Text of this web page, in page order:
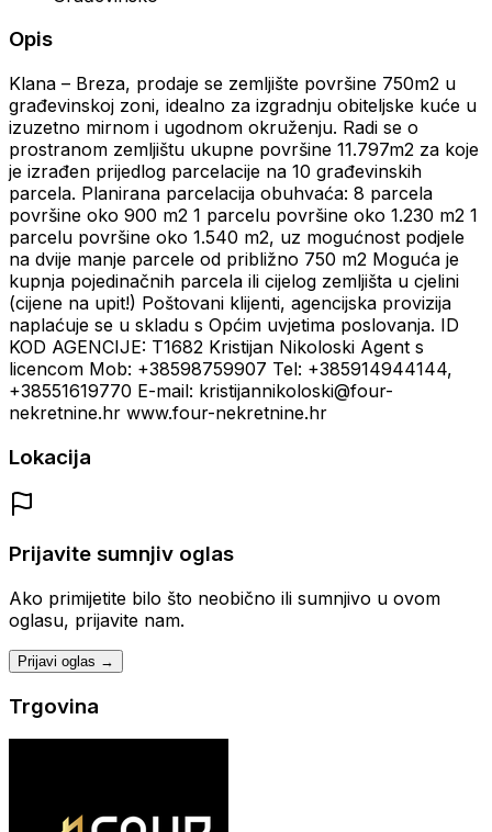
Opis
Klana – Breza, prodaje se zemljište površine 750m2 u
građevinskoj zoni, idealno za izgradnju obiteljske kuće u
izuzetno mirnom i ugodnom okruženju. Radi se o
prostranom zemljištu ukupne površine 11.797m2 za koje
je izrađen prijedlog parcelacije na 10 građevinskih
parcela. Planirana parcelacija obuhvaća: 8 parcela
površine oko 900 m2 1 parcelu površine oko 1.230 m2 1
parcelu površine oko 1.540 m2, uz mogućnost podjele
na dvije manje parcele od približno 750 m2 Moguća je
kupnja pojedinačnih parcela ili cijelog zemljišta u cjelini
(cijene na upit!) Poštovani klijenti, agencijska provizija
naplaćuje se u skladu s Općim uvjetima poslovanja. ID
KOD AGENCIJE: T1682 Kristijan Nikoloski Agent s
licencom Mob: +38598759907 Tel: +385914944144,
+38551619770 E-mail: kristijannikoloski@four-
nekretnine.hr www.four-nekretnine.hr
Lokacija
Prijavite sumnjiv oglas
Ako primijetite bilo što neobično ili sumnjivo u ovom
oglasu, prijavite nam.
Prijavi oglas →
Trgovina